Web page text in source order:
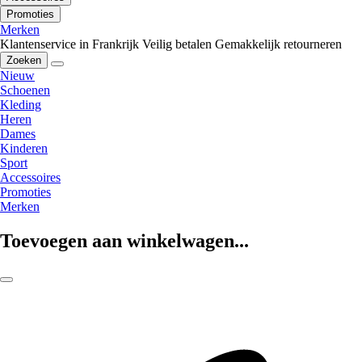
Promoties
Merken
Klantenservice in Frankrijk Veilig betalen Gemakkelijk retourneren
Zoeken
Nieuw
Schoenen
Kleding
Heren
Dames
Kinderen
Sport
Accessoires
Promoties
Merken
Toevoegen aan winkelwagen...